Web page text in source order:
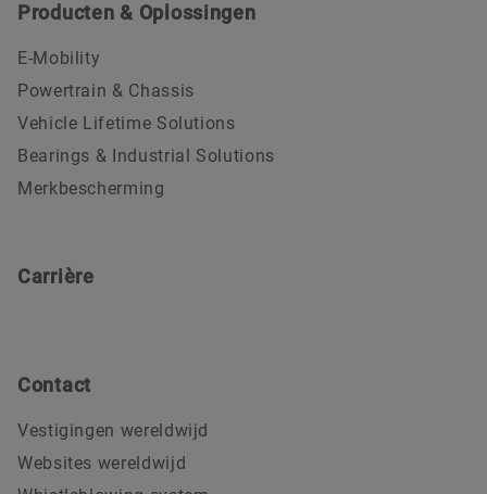
Producten & Oplossingen
E-Mobility
Powertrain & Chassis
Vehicle Lifetime Solutions
Bearings & Industrial Solutions
Merkbescherming
Carrière
Contact
Vestigingen wereldwijd
Websites wereldwijd